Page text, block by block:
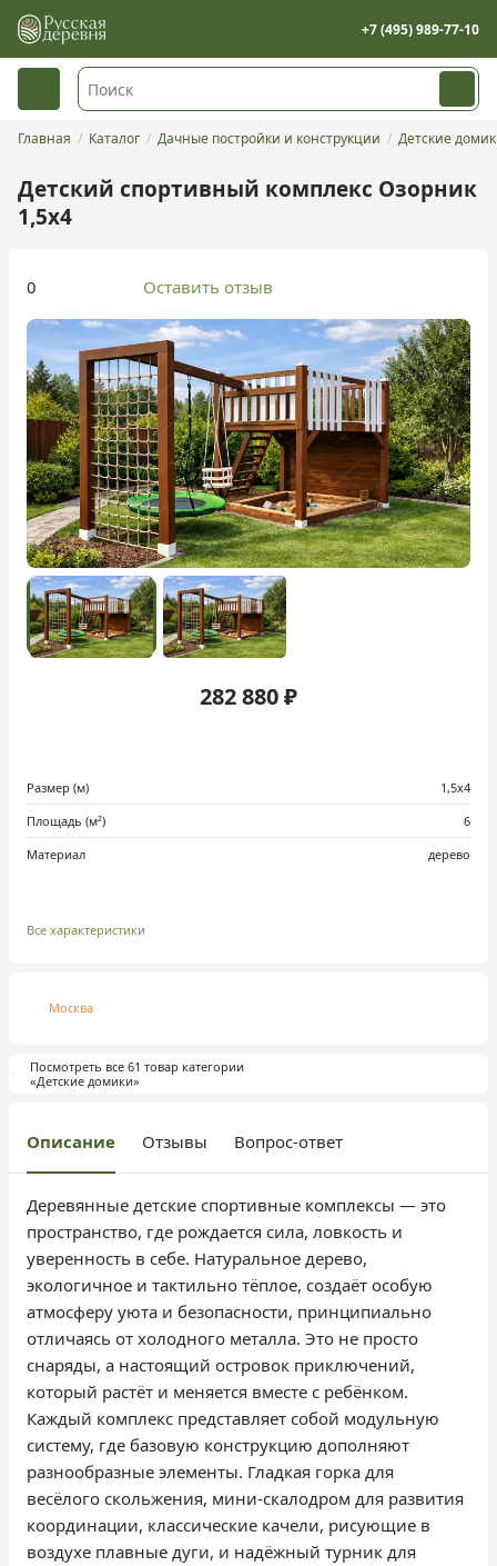
+7 (495) 989-77-10
Главная Каталог Дачные постройки и конструкции Детские
Детский спортивный комплекс Озорник
1,5х4
0 Оставить отзыв
282 880 ₽
Размер (м)
1,5х4
Площадь (м²)
6
Материал
дерево
Все характеристики
Москва
Посмотреть все 61 товар категории
«Детские домики»
Описание Отзывы Вопрос-ответ
Деревянные детские спортивные комплексы — это
пространство, где рождается сила, ловкость и
уверенность в себе. Натуральное дерево,
экологичное и тактильно тёплое, создаёт особую
атмосферу уюта и безопасности, принципиально
отличаясь от холодного металла. Это не просто
снаряды, а настоящий островок приключений,
который растёт и меняется вместе с ребёнком.
Каждый комплекс представляет собой модульную
систему, где базовую конструкцию дополняют
разнообразные элементы. Гладкая горка для
весёлого скольжения, мини-скалодром для развития
координации, классические качели, рисующие в
воздухе плавные дуги, и надёжный турник для